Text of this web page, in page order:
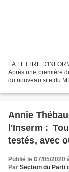
LA LETTRE
Après une première
du nouveau site du
Annie
l'Inserm :
testés, avec
Publié le 07/05/2020
Par Section du Parti